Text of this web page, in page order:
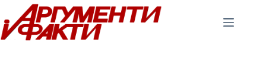
Перейти
до
вмісту